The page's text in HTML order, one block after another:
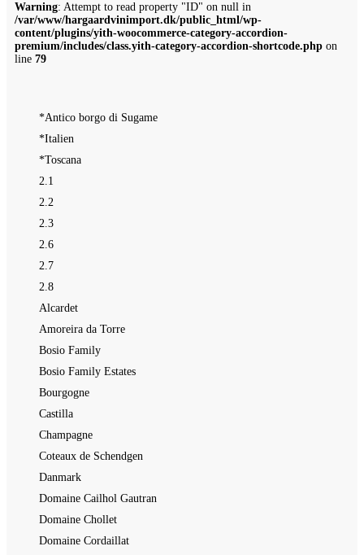
Warning: Attempt to read property "ID" on null in
/var/www/hargaardvinimport.dk/public_html/wp-
content/plugins/yith-woocommerce-category-accordion-
premium/includes/class.yith-category-accordion-shortcode.php on
line 79
*Antico borgo di Sugame
*Italien
*Toscana
2.1
2.2
2.3
2.6
2.7
2.8
Alcardet
Amoreira da Torre
Bosio Family
Bosio Family Estates
Bourgogne
Castilla
Champagne
Coteaux de Schendgen
Danmark
Domaine Cailhol Gautran
Domaine Chollet
Domaine Cordaillat